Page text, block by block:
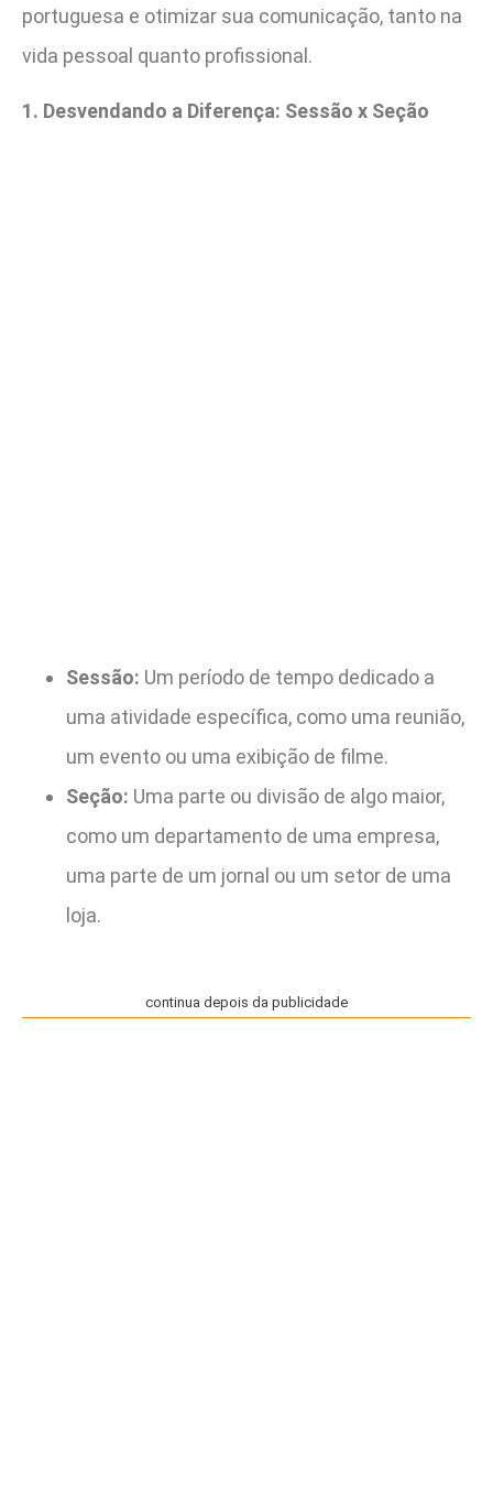
portuguesa e otimizar sua comunicação, tanto na
vida pessoal quanto profissional.
1. Desvendando a Diferença: Sessão x Seção
Sessão: Um período de tempo dedicado a
uma atividade específica, como uma reunião,
um evento ou uma exibição de filme.
Seção: Uma parte ou divisão de algo maior,
como um departamento de uma empresa,
uma parte de um jornal ou um setor de uma
loja.
continua depois da publicidade